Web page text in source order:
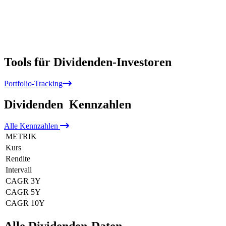
Tools für Dividenden-Investoren
Portfolio-Tracking
Dividenden Kennzahlen
Alle Kennzahlen
METRIK
Kurs
Rendite
Intervall
CAGR 3Y
CAGR 5Y
CAGR 10Y